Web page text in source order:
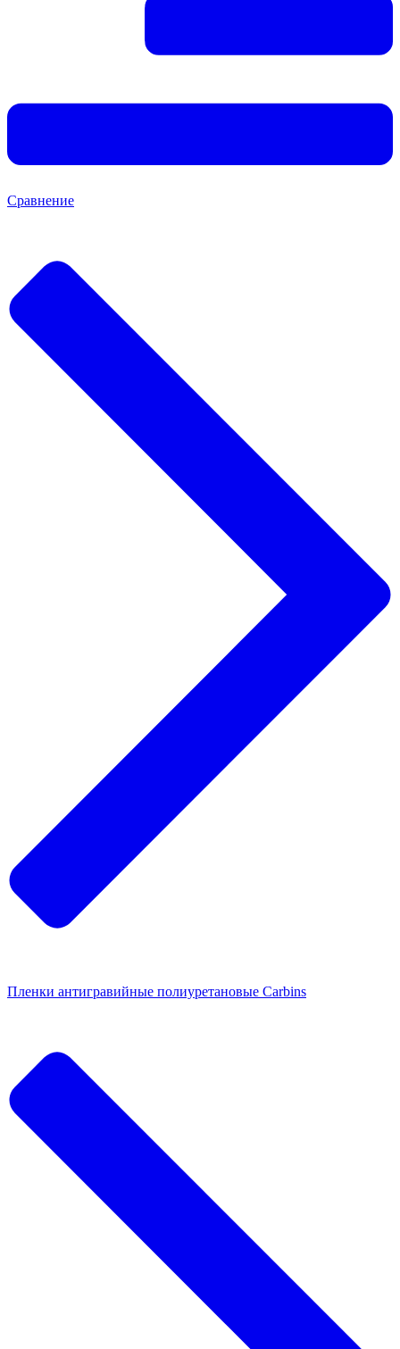
Сравнение
Пленки антигравийные полиуретановые Carbins